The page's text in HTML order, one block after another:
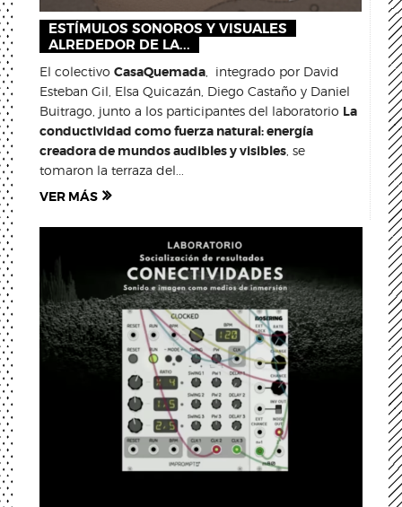
ESTÍMULOS SONOROS Y VISUALES
ALREDEDOR DE LA...
El colectivo CasaQuemada, integrado por David
Esteban Gil, Elsa Quicazán, Diego Castaño y Daniel
Buitrago, junto a los participantes del laboratorio La
conductividad como fuerza natural: energía
creadora de mundos audibles y visibles, se
tomaron la terraza del...
VER MÁS